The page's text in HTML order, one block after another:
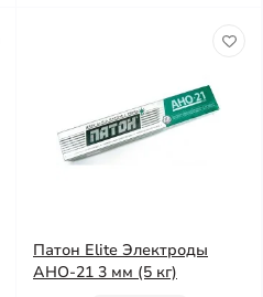
Патон Elite Электроды
АНО-21 3 мм (5 кг)